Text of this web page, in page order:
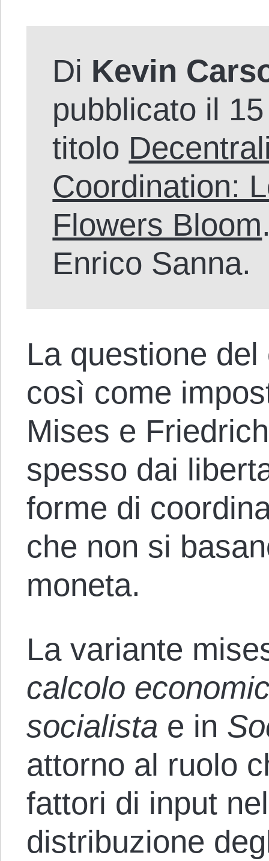
Di Kevin
pubblicato il
titolo
Coordination:
Flowers Bloom
Enrico Sanna.
La questione
così come
Mises e
spesso dai
forme di
che non si
moneta.
La variante
calcolo
socialista e in
attorno al ruolo
fattori di input
distribuzione